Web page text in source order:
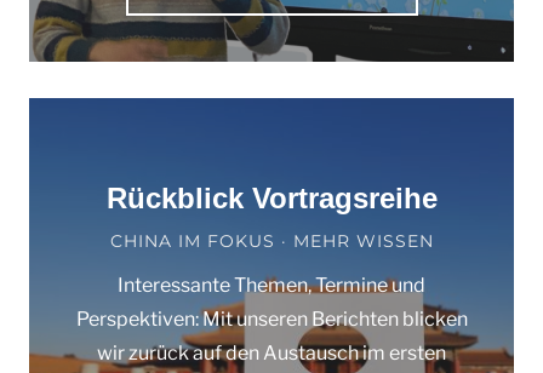
Rückblick Vortragsreihe
CHINA IM FOKUS · MEHR WISSEN
Interessante Themen, Termine und
Perspektiven: Mit unseren Berichten blicken
wir zurück auf den Austausch im ersten